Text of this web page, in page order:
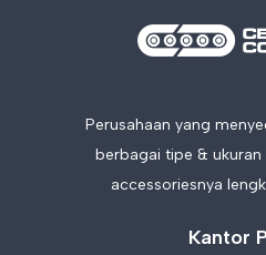
Perusahaan yang
berbagai tipe &
accessoriesnya
Kantor